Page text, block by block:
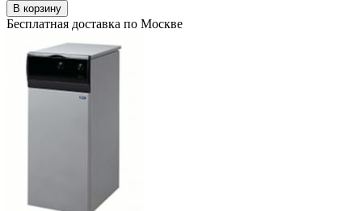
В корзину
Бесплатная доставка по Москве